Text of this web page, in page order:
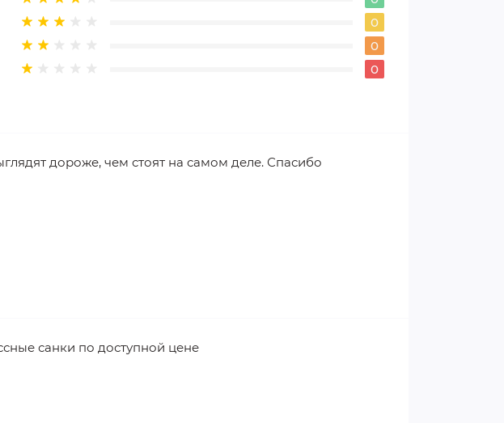
0
0
0
дороже, чем стоят на самом деле. Спасибо
санки по доступной цене